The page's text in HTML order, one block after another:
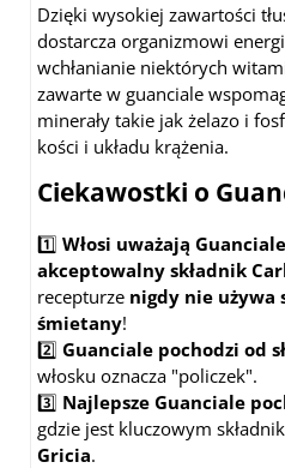
Dzięki wysokiej zawartości
dostarcza organizmowi
wchłanianie niektórych
zawarte w guanciale
minerały takie jak żelazo i
kości i układu krążenia.
Ciekawostki o
1️⃣ Włosi uważają
akceptowalny składnik
recepturze nigdy nie używa
śmietany!
2️⃣ Guanciale pochodzi od
włosku oznacza "policzek".
3️⃣ Najlepsze Guanciale
gdzie jest kluczowym
Gricia.